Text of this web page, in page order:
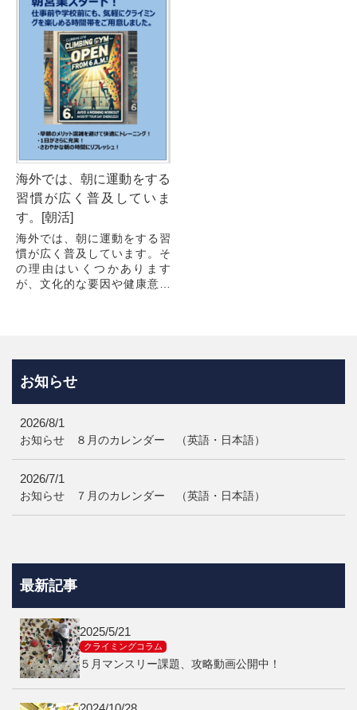
作成し...
海外では、朝に運動をする
習慣が広く普及していま
す。[朝活]
海外では、朝に運動をする習
慣が広く普及しています。そ
の理由はいくつかあります
が、文化的な要因や健康意識
お知らせ
2026/8/1
お知らせ ８月のカレンダー （英語・日本語）
2026/7/1
お知らせ ７月のカレンダー （英語・日本語）
最新記事
2025/5/21
クライミングコラム
５月マンスリー課題、攻略動画公開中！